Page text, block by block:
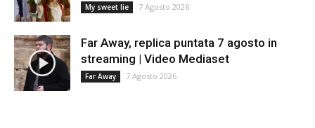
My sweet lie 7 Agosto 2026
Far Away, replica puntata 7 agosto in
streaming | Video Mediaset
Far Away 7 Agosto 2026